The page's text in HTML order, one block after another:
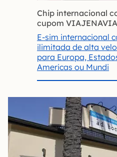
Chip internacional
cupom
E-sim internacional
ilimitada de alta
para Europa,
Americas ou Mundi